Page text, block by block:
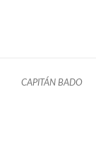
CAPITÁN BADO